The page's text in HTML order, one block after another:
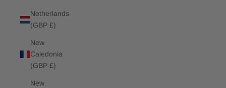
Netherlands
(GBP £)
New
Caledonia
(GBP £)
New